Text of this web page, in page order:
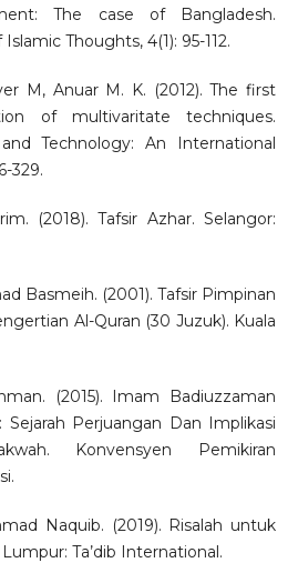
The case of Bangladesh.
Thoughts, 4(1): 95-112.
M, Anuar M. K. (2012). The first
of multivaritate techniques.
Technology: An International
329.
(2018). Tafsir Azhar. Selangor:
Basmeih. (2001). Tafsir Pimpinan
Al-Quran (30 Juzuk). Kuala
(2015). Imam Badiuzzaman
Sejarah Perjuangan Dan Implikasi
Konvensyen Pemikiran
Naquib. (2019). Risalah untuk
Ta’dib International.